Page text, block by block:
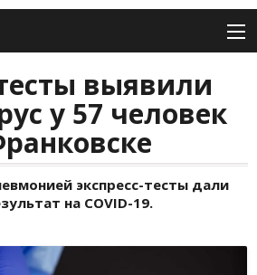
выявили
у 57 человек
экспресс-тесты дали
на COVID-19.